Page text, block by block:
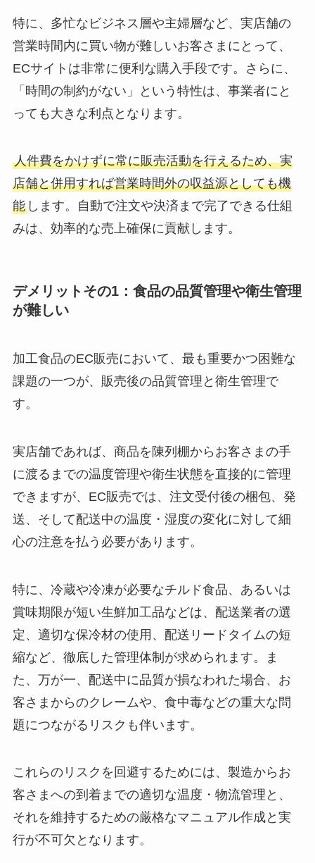
特に、多忙なビジネス層や主婦層など、実店舗の
営業時間内に買い物が難しいお客さまにとって、
ECサイトは非常に便利な購入手段です。さらに、
「時間の制約がない」という特性は、事業者にと
っても大きな利点となります。
人件費をかけずに常に販売活動を行えるため、実
店舗と併用すれば営業時間外の収益源としても機
能します。自動で注文や決済まで完了できる仕組
みは、効率的な売上確保に貢献します。
デメリットその1：食品の品質管理や衛生管理
が難しい
加工食品のEC販売において、最も重要かつ困難な
課題の一つが、販売後の品質管理と衛生管理で
す。
実店舗であれば、商品を陳列棚からお客さまの手
に渡るまでの温度管理や衛生状態を直接的に管理
できますが、EC販売では、注文受付後の梱包、発
送、そして配送中の温度・湿度の変化に対して細
心の注意を払う必要があります。
特に、冷蔵や冷凍が必要なチルド食品、あるいは
賞味期限が短い生鮮加工品などは、配送業者の選
定、適切な保冷材の使用、配送リードタイムの短
縮など、徹底した管理体制が求められます。ま
た、万が一、配送中に品質が損なわれた場合、お
客さまからのクレームや、食中毒などの重大な問
題につながるリスクも伴います。
これらのリスクを回避するためには、製造からお
客さまへの到着までの適切な温度・物流管理と、
それを維持するための厳格なマニュアル作成と実
行が不可欠となります。